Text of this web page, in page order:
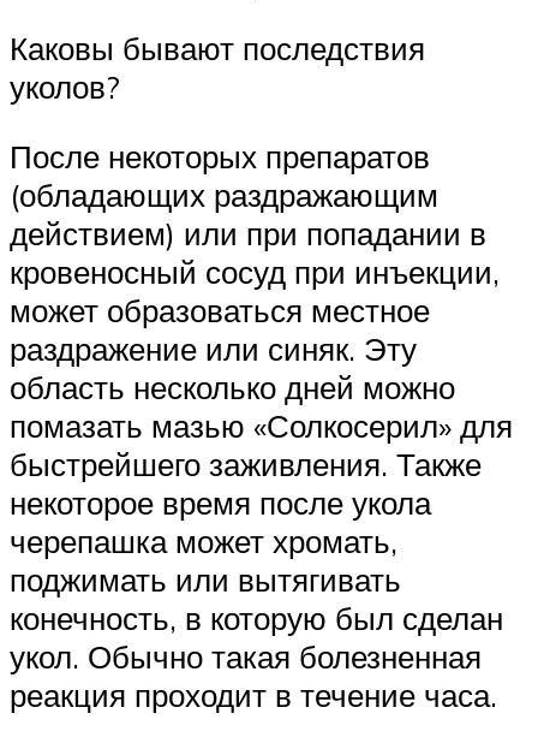
Каковы бывают последствия
уколов?
После некоторых препаратов
(обладающих раздражающим
действием) или при попадании в
кровеносный сосуд при инъекции,
может образоваться местное
раздражение или синяк. Эту
область несколько дней можно
помазать мазью «Солкосерил» для
быстрейшего заживления. Также
некоторое время после укола
черепашка может хромать,
поджимать или вытягивать
конечность, в которую был сделан
укол. Обычно такая болезненная
реакция проходит в течение часа.